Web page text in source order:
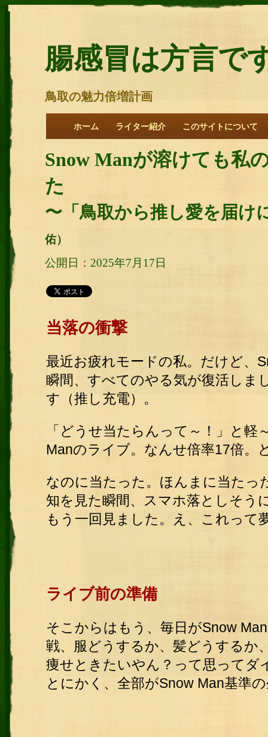
腸感冒は方言で
鳥取の魅力倍増計画
ホーム ライター紹介 このサイトについて
Snow Manが溶けても私
た
〜「鳥取から推し愛を届け
佑）
公開日：2025年7月17日
当落の衝撃
最近お疲れモードの私。だけど、
瞬間、すべてのやる気が復活しま
す（推し充電）。
「どうせ当たらんって～！」と
Manのライブ。なんせ倍率17倍。
なのに当たった。ほんまに当たっ
知を見た瞬間、スマホ落としそう
もう一回見ました。え、これって
ライブ前の準備
そこからはもう、毎日がSnow
戦、服どうするか、髪どうするか
痩せときたいやん？って思ってダ
とにかく、全部がSnow Man基準